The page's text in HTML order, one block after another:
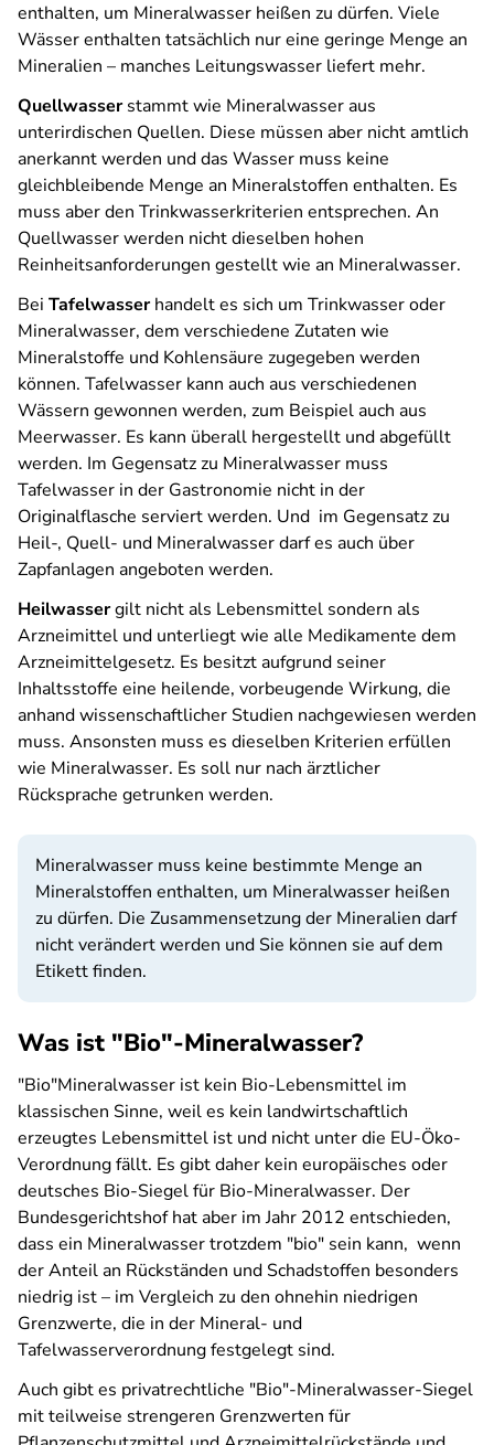
enthalten, um Mineralwasser heißen zu dürfen. Viele
Wässer enthalten tatsächlich nur eine geringe Menge an
Mineralien – manches Leitungswasser liefert mehr.
Quellwasserstammt wie Mineralwasser aus
unterirdischen Quellen. Diese müssen aber nicht amtlich
anerkannt werden und das Wasser muss keine
gleichbleibende Menge an Mineralstoffen enthalten. Es
muss aber den Trinkwasserkriterien entsprechen. An
Quellwasser werden nicht dieselben hohen
Reinheitsanforderungen gestellt wie an Mineralwasser.
Bei Tafelwasserhandelt es sich um Trinkwasser oder
Mineralwasser, dem verschiedene Zutaten wie
Mineralstoffe und Kohlensäure zugegeben werden
können. Tafelwasser kann auch aus verschiedenen
Wässern gewonnen werden, zum Beispiel auch aus
Meerwasser. Es kann überall hergestellt und abgefüllt
werden. Im Gegensatz zu Mineralwasser muss
Tafelwasser in der Gastronomie nicht in der
Originalflasche serviert werden. Und im Gegensatz zu
Heil-, Quell- und Mineralwasser darf es auch über
Zapfanlagen angeboten werden.
Heilwassergilt nicht als Lebensmittel sondern als
Arzneimittel und unterliegt wie alle Medikamente dem
Arzneimittelgesetz. Es besitzt aufgrund seiner
Inhaltsstoffe eine heilende, vorbeugende Wirkung, die
anhand wissenschaftlicher Studien nachgewiesen werden
muss. Ansonsten muss es dieselben Kriterien erfüllen
wie Mineralwasser. Es soll nur nach ärztlicher
Rücksprache getrunken werden.
Mineralwasser muss keine bestimmte Menge an
Mineralstoffen enthalten, um Mineralwasser heißen
zu dürfen. Die Zusammensetzung der Mineralien darf
nicht verändert werden und Sie können sie auf dem
Etikett finden.
Was ist "Bio"-Mineralwasser?
"Bio"Mineralwasser ist kein Bio-Lebensmittel im
klassischen Sinne, weil es kein landwirtschaftlich
erzeugtes Lebensmittel ist und nicht unter die EU-Öko-
Verordnung fällt. Es gibt daher kein europäisches oder
deutsches Bio-Siegel für Bio-Mineralwasser. Der
Bundesgerichtshof hat aber im Jahr 2012 entschieden,
dass ein Mineralwasser trotzdem "bio" sein kann, wenn
der Anteil an Rückständen und Schadstoffen besonders
niedrig ist – im Vergleich zu den ohnehin niedrigen
Grenzwerte, die in der Mineral- und
Tafelwasserverordnung festgelegt sind.
Auch gibt es privatrechtliche "Bio"-Mineralwasser-Siegel
mit teilweise strengeren Grenzwerten für